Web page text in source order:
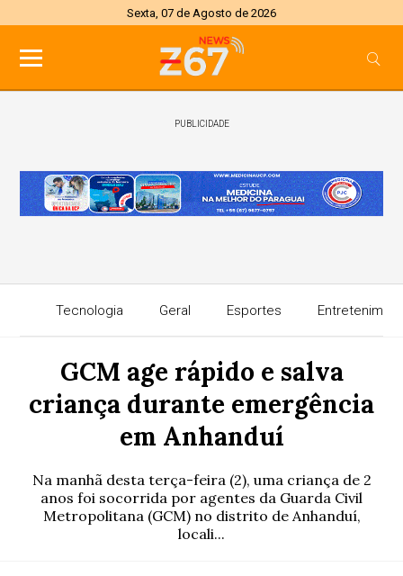
Sexta, 07 de Agosto de 2026
PUBLICIDADE
Tecnologia Geral Esportes
GCM age rápido e salva
criança durante emergência
em Anhanduí
Na manhã desta terça-feira (2), uma criança de 2
anos foi socorrida por agentes da Guarda Civil
Metropolitana (GCM) no distrito de Anhanduí,
locali...